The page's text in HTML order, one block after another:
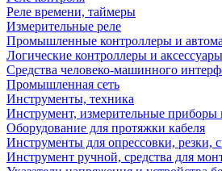
Реле времени, таймеры
Измерительные реле
Промышленные контроллеры и
Логические контроллеры и аксессуары
Средства человеко-машинного
Промышленная сеть
Инструменты, техника
Инструмент, измерительные приборы
Оборудование для протяжки кабеля
Инструменты для опрессовки, резки,
Инструмент ручной, средства для